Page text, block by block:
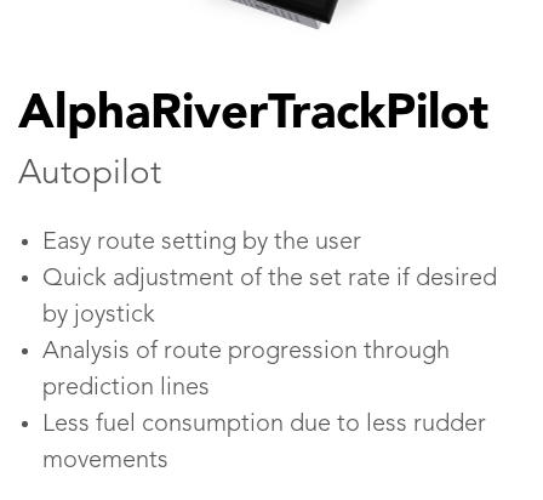
AlphaRiverTrackPilot
Autopilot
Easy route setting by the user
Quick adjustment of the set rate if desired
by joystick
Analysis of route progression through
prediction lines
Less fuel consumption due to less rudder
movements